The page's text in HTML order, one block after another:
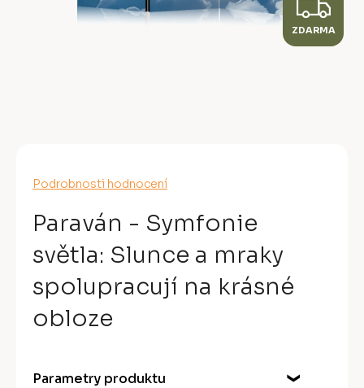
Průměrné
produktu
je
z
hvězdiček.
Podrobnosti hodnocení
Paraván - Symfonie
světla: Slunce a mraky
spolupracují na krásné
obloze
Parametry produktu
Z
D
ZDARMA